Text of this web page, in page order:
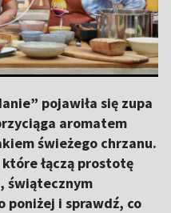
pojawiła się zupa
aromatem
świeżego chrzanu.
łączą prostotę
świątecznym
poniżej i sprawdź, co